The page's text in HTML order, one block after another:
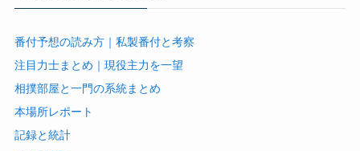
番付予想の読み方｜私製番付と考察
注目力士まとめ｜現役主力を一望
相撲部屋と一門の系統まとめ
本場所レポート
記録と統計